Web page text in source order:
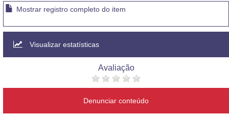
Mostrar registro completo do item
Visualizar estatísticas
Avaliação
Denunciar conteúdo